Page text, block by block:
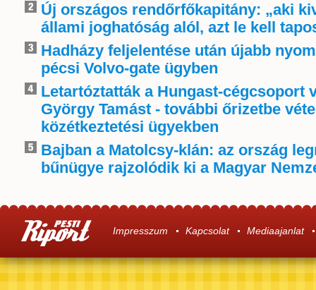
Új országos rendőrfőkapitány: „aki
állami joghatóság alól, azt le kell
Hadházy feljelentése után újabb
pécsi Volvo-gate ügyben
Letartóztatták a Hungast-cégcsoport
György Tamást - további őrizetbe
közétkeztetési ügyekben
Bajban a Matolcsy-klán: az ország
bűnügye rajzolódik ki a Magyar
Impresszum Kapcsolat Mediaajanlat